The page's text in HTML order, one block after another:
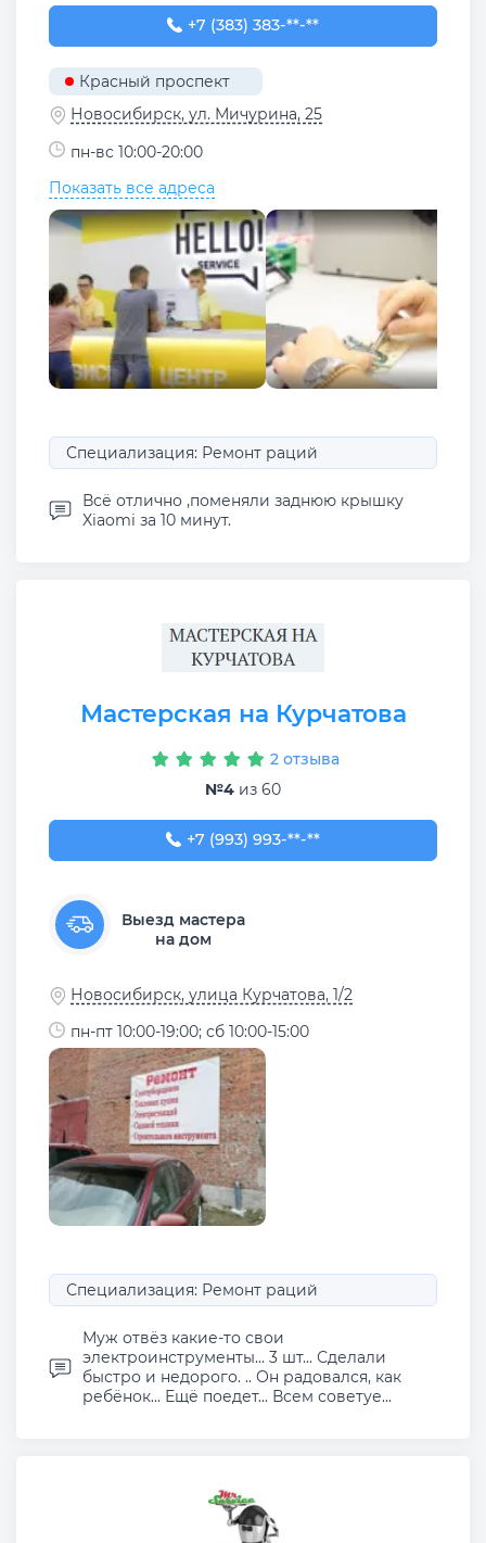
+7 (383) 383-26-43
+7 (383) 383-**-**
Красный проспект
Новосибирск, ул. Мичурина, 25
пн-вс 10:00-20:00
Показать все адреса
Специализация: Ремонт раций
Всё отлично ,поменяли заднюю крышку
Xiaomi за 10 минут.
Мастерская на Курчатова
2 отзыва
№4 из 60
+7 (993) 993-54-53
+7 (993) 993-**-**
Выезд мастера
на дом
Новосибирск, улица Курчатова, 1/2
пн-пт 10:00-19:00; сб 10:00-15:00
Специализация: Ремонт раций
Муж отвёз какие-то свои
электроинструменты... 3 шт... Сделали
быстро и недорого. .. Он радовался, как
ребёнок... Ещё поедет... Всем советуе...